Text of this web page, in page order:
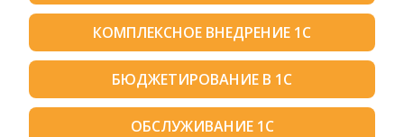
КОМПЛЕКСНОЕ ВНЕДРЕНИЕ 1С
БЮДЖЕТИРОВАНИЕ В 1С
ОБСЛУЖИВАНИЕ 1С